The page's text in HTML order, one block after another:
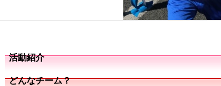
活動紹介
どんなチーム？